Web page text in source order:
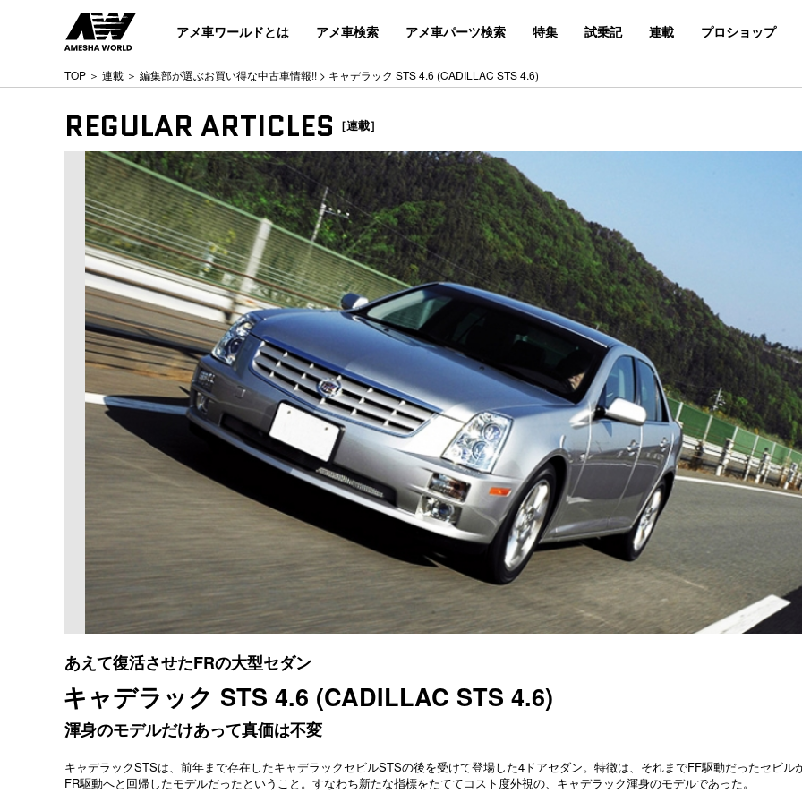
アメ車ワールドとは アメ車検索 アメ車パーツ検索 特集 試乗記 連載 プロショップ
TOP ＞ 連載 ＞ 編集部が選ぶお買い得な中古車情報!! > キャデラック STS 4.6 (CADILLAC STS 4.6)
REGULAR ARTICLES ［連載］
あえて復活させたFRの大型セダン
キャデラック STS 4.6 (CADILLAC STS 4.6)
渾身のモデルだけあって真価は不変
キャデラックSTSは、前年まで存在したキャデラックセビルSTSの後を受けて登場した4ドアセダン。特徴は、それまでFF駆動だったセビル
FR駆動へと回帰したモデルだったということ。すなわち新たな指標をたててコスト度外視の、キャデラック渾身のモデルであった。